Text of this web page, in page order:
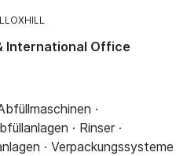
International Office
·
· Rinser ·
· Verpackungssysteme